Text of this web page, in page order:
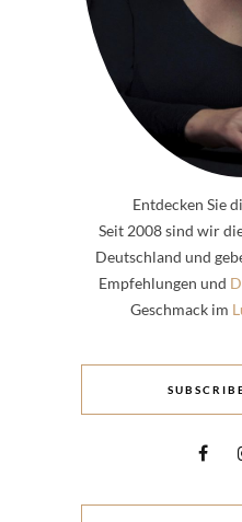
Entdecken Sie
Seit 2008 sind wir
Deutschland und
Empfehlungen und
Geschmack im